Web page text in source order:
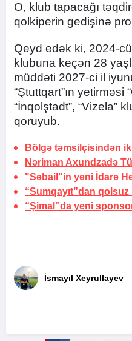
O, klub tapacağı
qolkiperin gedişinə
Qeyd edək ki, 2024-
klubuna keçən 28
müddəti 2027-ci il
“Ştuttqart”ın yetirməsi
“İnqolştadt”, “Vizela”
qoruyub.
Bölgə təmsilçisindən
Nəriman Axundzadə
"Səbail"in yeni İdarə
“Sumqayıt”dan
“Şimal”da yeni
İsmayıl Xeyrullayev